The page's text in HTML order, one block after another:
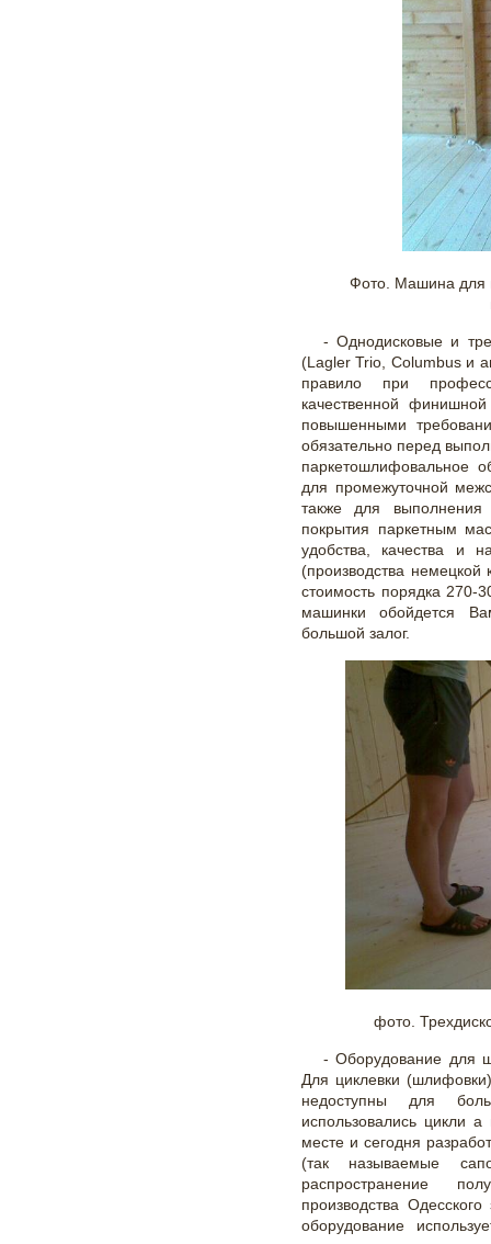
Фото. Машина для
- Однодисковые и
(Lagler Trio, Columbus и
правило при
качественной
повышенными
обязательно перед
паркетошлифовальное
для промежуточной
также для выполнения
покрытия паркетным
удобства, качества и
(производства
стоимость порядка
машинки обойдется
большой залог.
фото.
- Оборудование для
Для циклевки
недоступны для
использовались цикли
месте и сегодня
(так называемые
распространение
производства
оборудование